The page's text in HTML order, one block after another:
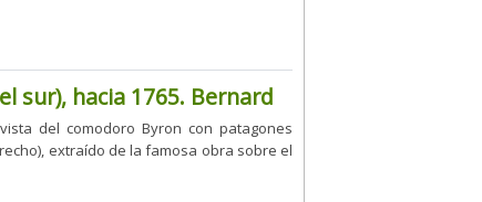
sur), hacia 1765. Bernard
del comodoro Byron con patagones
extraído de la famosa obra sobre el